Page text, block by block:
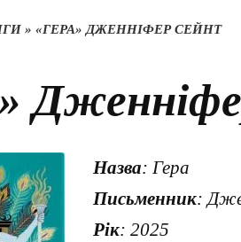
» «ГЕРА» ДЖЕННІФЕР СЕЙНТ
Назва: Гера
Письменник:
Рік: 2025